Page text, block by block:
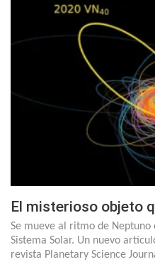
El misterioso objeto
Se mueve al ritmo de Neptuno
Sistema Solar. Un nuevo
revista Planetary Science